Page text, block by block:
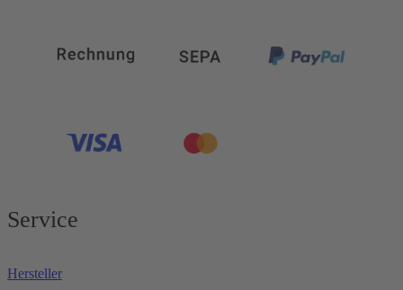
Service
Hersteller